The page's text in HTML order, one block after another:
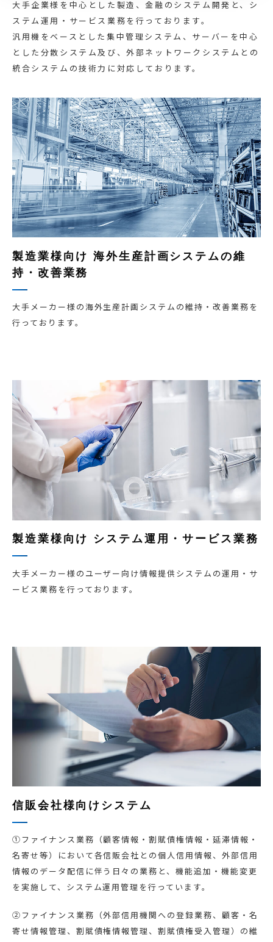
大手企業様を中心とした製造、金融のシステム開発と、シ
ステム運用・サービス業務を行っております。
汎用機をベースとした集中管理システム、サーバーを中心
とした分散システム及び、外部ネットワークシステムとの
統合システムの技術力に対応しております。
製造業様向け 海外生産計画システムの維
持・改善業務
大手メーカー様の海外生産計画システムの維持・改善業務を
行っております。
製造業様向け システム運用・サービス業務
大手メーカー様のユーザー向け情報提供システムの運用・サ
ービス業務を行っております。
信販会社様向けシステム
①ファイナンス業務（顧客情報・割賦債権情報・延滞情報・
名寄せ等）において各信販会社との個人信用情報、外部信用
情報のデータ配信に伴う日々の業務と、機能追加・機能変更
を実施して、システム運用管理を行っています。
②ファイナンス業務（外部信用機関への登録業務、顧客・名
寄せ情報管理、割賦債権情報管理、割賦債権受入管理）の維